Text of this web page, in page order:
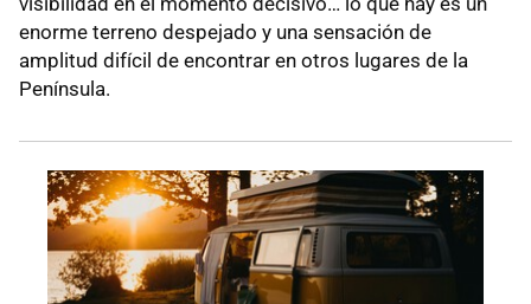
enorme terreno despejado y una sensación de
amplitud difícil de encontrar en otros lugares de la
Península.